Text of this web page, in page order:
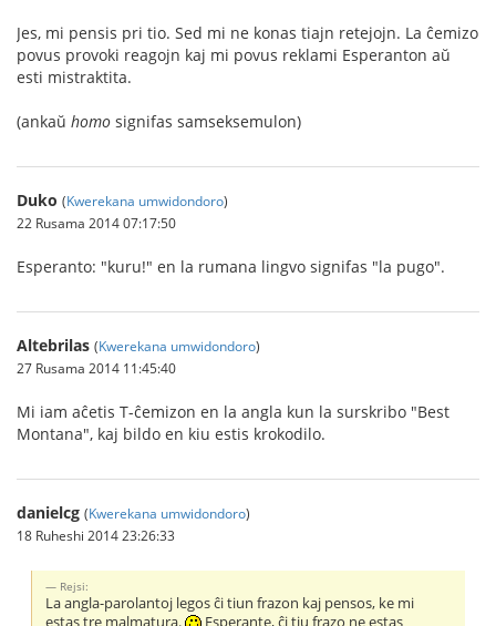
Jes, mi pensis pri tio. Sed mi ne konas tiajn retejojn. La ĉemizo
povus provoki reagojn kaj mi povus reklami Esperanton aŭ
esti mistraktita.
(ankaŭ homo signifas samseksemulon)
Duko (Kwerekana umwidondoro)
22 Rusama 2014 07:17:50
Esperanto: "kuru!" en la rumana lingvo signifas "la pugo".
Altebrilas (Kwerekana umwidondoro)
27 Rusama 2014 11:45:40
Mi iam aĉetis T-ĉemizon en la angla kun la surskribo "Best
Montana", kaj bildo en kiu estis krokodilo.
danielcg (Kwerekana umwidondoro)
18 Ruheshi 2014 23:26:33
Rejsi:
La angla-parolantoj legos ĉi tiun frazon kaj pensos, ke mi
estas tre malmatura.
Esperante, ĉi tiu frazo ne estas